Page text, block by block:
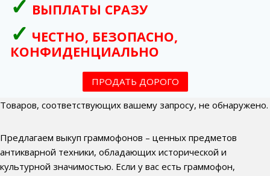
ВЫПЛАТЫ СРАЗУ
ЧЕСТНО, БЕЗОПАСНО,
КОНФИДЕНЦИАЛЬНО
ПРОДАТЬ ДОРОГО
Товаров, соответствующих вашему запросу, не обнаружено.
Предлагаем выкуп граммофонов – ценных предметов
антикварной техники, обладающих исторической и
культурной значимостью. Если у вас есть граммофон,